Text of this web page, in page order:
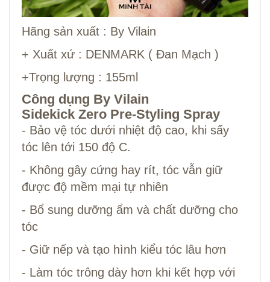
Hãng sản xuất : By Vilain
+ Xuất xứ : DENMARK ( Đan Mạch )
+Trọng lượng : 155ml
Công dụng By Vilain
Sidekick Zero Pre-Styling Spray
- Bảo vệ tóc dưới nhiệt độ cao, khi sấy
tóc lên tới 150 độ C.
- Không gây cứng hay rít, tóc vẫn giữ
được độ mềm mại tự nhiên
- Bổ sung dưỡng ẩm và chất dưỡng cho
tóc
- Giữ nếp và tạo hình kiểu tóc lâu hơn
- Làm tóc trông dày hơn khi kết hợp với